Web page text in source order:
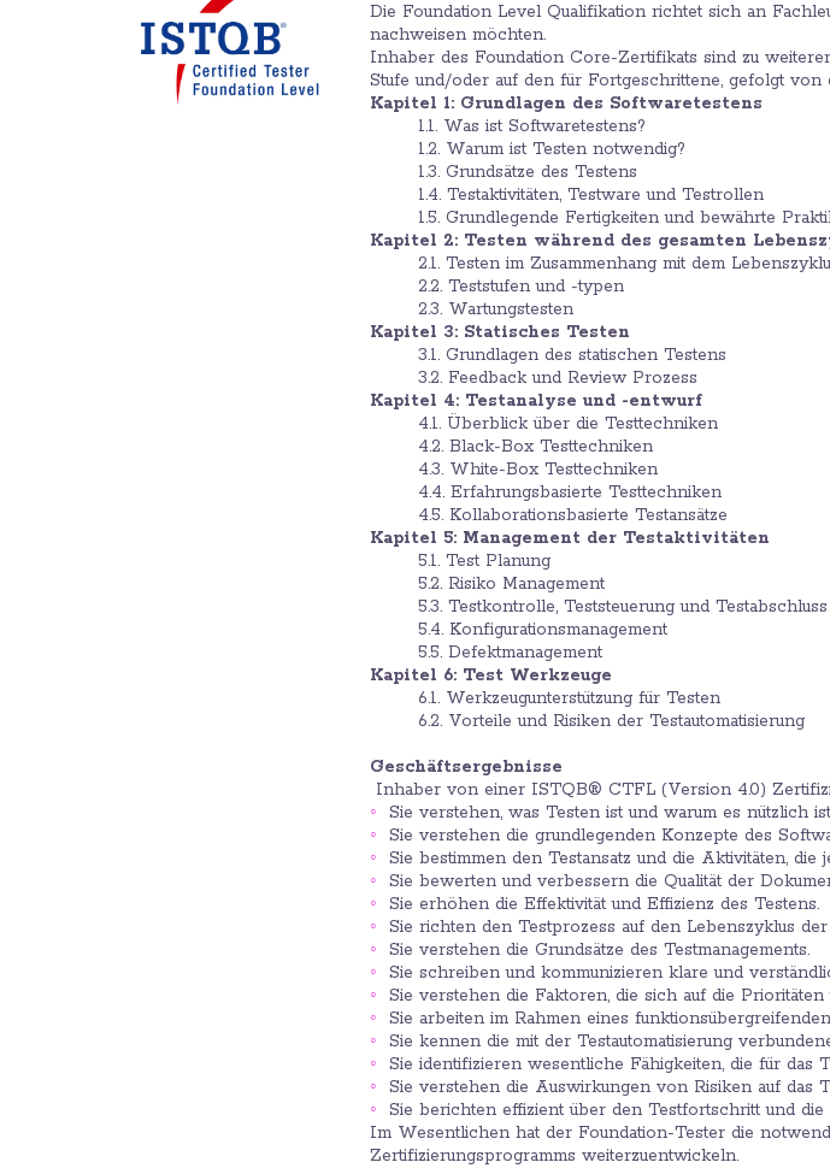
Die Foundation Level Qualifikation richtet sich an
nachweisen möchten.
Inhaber des Foundation Core-Zertifikats sind zu
Stufe und/oder auf den für Fortgeschrittene, gefolgt von
Kapitel 1: Grundlagen des Softwaretestens
1.1. Was ist Softwaretestens?
1.2. Warum ist Testen notwendig?
1.3. Grundsätze des Testens
1.4. Testaktivitäten, Testware und Testrollen
1.5. Grundlegende Fertigkeiten und bewährte
Kapitel 2: Testen während des gesamten
2.1. Testen im Zusammenhang mit dem
2.2. Teststufen und -typen
2.3. Wartungstesten
Kapitel 3: Statisches Testen
3.1. Grundlagen des statischen Testens
3.2. Feedback und Review Prozess
Kapitel 4: Testanalyse und -entwurf
4.1. Überblick über die Testtechniken
4.2. Black-Box Testtechniken
4.3. White-Box Testtechniken
4.4. Erfahrungsbasierte Testtechniken
4.5. Kollaborationsbasierte Testansätze
Kapitel 5: Management der Testaktivitäten
5.1. Test Planung
5.2. Risiko Management
5.3. Testkontrolle, Teststeuerung und Testabschluss
5.4. Konfigurationsmanagement
5.5. Defektmanagement
Kapitel 6: Test Werkzeuge
6.1. Werkzeugunterstützung für Testen
6.2. Vorteile und Risiken der Testautomatisierung
Geschäftsergebnisse
Inhaber von einer ISTQB® CTFL (Version 4.0)
Sie verstehen, was Testen ist und warum es nützlich
Sie verstehen die grundlegenden Konzepte des
Sie bestimmen den Testansatz und die Aktivitäten,
Sie bewerten und verbessern die Qualität der
Sie erhöhen die Effektivität und Effizienz des Testens.
Sie richten den Testprozess auf den Lebenszyklus
Sie verstehen die Grundsätze des Testmanagements.
Sie schreiben und kommunizieren klare und
Sie verstehen die Faktoren, die sich auf die
Sie arbeiten im Rahmen eines
Sie kennen die mit der Testautomatisierung
Sie identifizieren wesentliche Fähigkeiten, die für das
Sie verstehen die Auswirkungen von Risiken auf das
Sie berichten effizient über den Testfortschritt und die
Im Wesentlichen hat der Foundation-Tester die
Zertifizierungsprogramms weiterzuentwickeln.